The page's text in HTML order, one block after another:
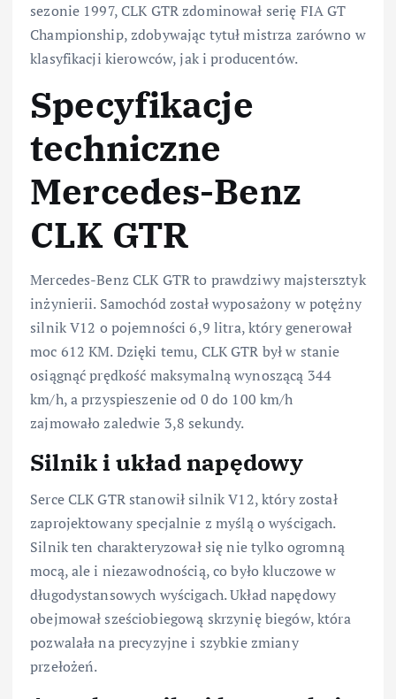
sezonie 1997, CLK GTR zdominował serię FIA GT
Championship, zdobywając tytuł mistrza zarówno w
klasyfikacji kierowców, jak i producentów.
Specyfikacje
techniczne
Mercedes-Benz
CLK GTR
Mercedes-Benz CLK GTR to prawdziwy majstersztyk
inżynierii. Samochód został wyposażony w potężny
silnik V12 o pojemności 6,9 litra, który generował
moc 612 KM. Dzięki temu, CLK GTR był w stanie
osiągnąć prędkość maksymalną wynoszącą 344
km/h, a przyspieszenie od 0 do 100 km/h
zajmowało zaledwie 3,8 sekundy.
Silnik i układ napędowy
Serce CLK GTR stanowił silnik V12, który został
zaprojektowany specjalnie z myślą o wyścigach.
Silnik ten charakteryzował się nie tylko ogromną
mocą, ale i niezawodnością, co było kluczowe w
długodystansowych wyścigach. Układ napędowy
obejmował sześciobiegową skrzynię biegów, która
pozwalała na precyzyjne i szybkie zmiany
przełożeń.